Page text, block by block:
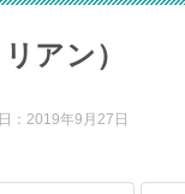
アン）
： 2019年9月27日